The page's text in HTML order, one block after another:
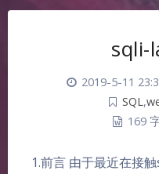
sqli-
2019-5-11
SQL ,
169
1.前言 由于最近在接